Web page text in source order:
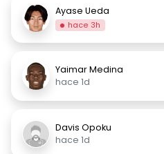
Ayase Ueda
hace 3h
Yaimar Medina
hace 1d
Davis Opoku
hace 1d